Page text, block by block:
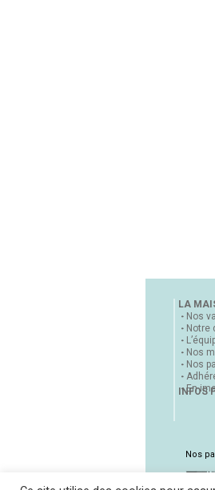
LA
Nos
Notre
Nos
Nos
En
INFOS
Nos